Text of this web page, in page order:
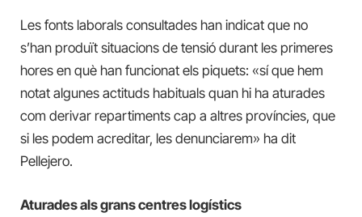
Les fonts laborals consultades han indicat que no
s’han produït situacions de tensió durant les primeres
hores en què han funcionat els piquets: «sí que hem
notat algunes actituds habituals quan hi ha aturades
com derivar repartiments cap a altres províncies, que
si les podem acreditar, les denunciarem» ha dit
Pellejero.
Aturades als grans centres logístics